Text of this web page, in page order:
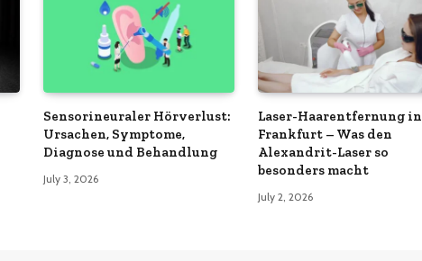
Sensorineuraler Hörverlust:
Ursachen, Symptome,
Diagnose und Behandlung
July 3, 2026
Laser-Haarentfernung in
Frankfurt – Was den
Alexandrit-Laser so
besonders macht
July 2, 2026